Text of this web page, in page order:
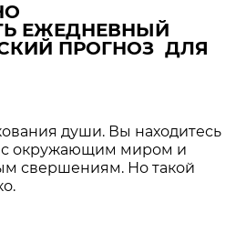
ЕЖЕДНЕВНЫЙ
ПРОГНОЗ ДЛЯ
души. Вы находитесь
с окружающим миром и
свершениям. Но такой